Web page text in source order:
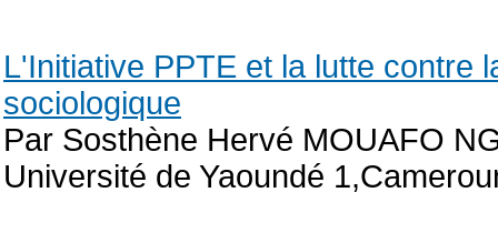
L'Initiative PPTE et la lutte contre
sociologique
Par Sosthène Hervé MOUAFO
Université de Yaoundé